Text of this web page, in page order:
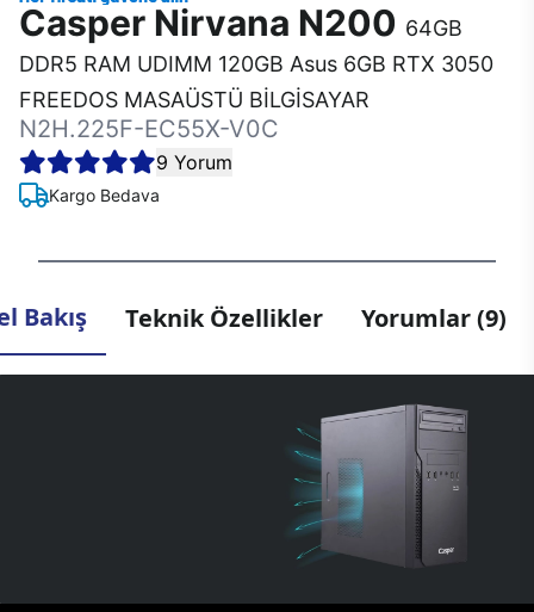
Casper Nirvana N200 64GB
DDR5 RAM UDIMM 120GB Asus 6GB RTX 3050
FREEDOS MASAÜSTÜ BİLGİSAYAR
N2H.225F-EC55X-V0C
9 Yorum
Kargo Bedava
Bakış Teknik Özellikler Yorumlar (9)